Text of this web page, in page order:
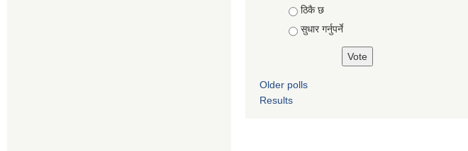
ठिकै छ
सुधार गर्नुपर्ने
Older polls
Results